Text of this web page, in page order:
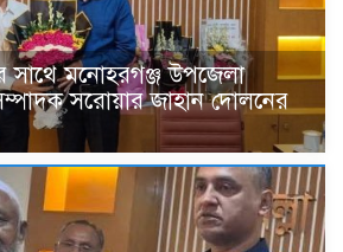
সাথে মনোহরগঞ্জ উপজেলা
সরোয়ার জাহান দোলনের